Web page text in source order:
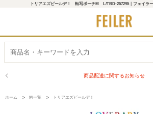
トリアエズビールデ！ 転写ポーチM L/TBD-257295｜フェイラ
商品配送に関するお知らせ
ホーム > 柄一覧 > トリアエズビールデ！